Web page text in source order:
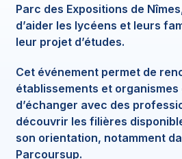
Parc des Expositions de
d’aider les lycéens et leurs
leur projet d’études.
Cet événement permet de
établissements et
d’échanger avec des
découvrir les filières
son orientation, notamment
Parcoursup.